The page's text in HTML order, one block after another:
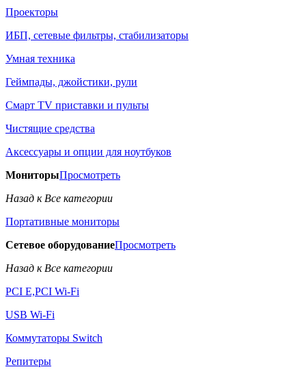
Проекторы
ИБП, сетевые фильтры, стабилизаторы
Умная техника
Геймпады, джойстики, рули
Смарт TV приставки и пульты
Чистящие средства
Аксессуары и опции для ноутбуков
МониторыПросмотреть
Назад к Все категории
Портативные мониторы
Сетевое оборудованиеПросмотреть
Назад к Все категории
PCI E,PCI Wi-Fi
USB Wi-Fi
Коммутаторы Switch
Репитеры